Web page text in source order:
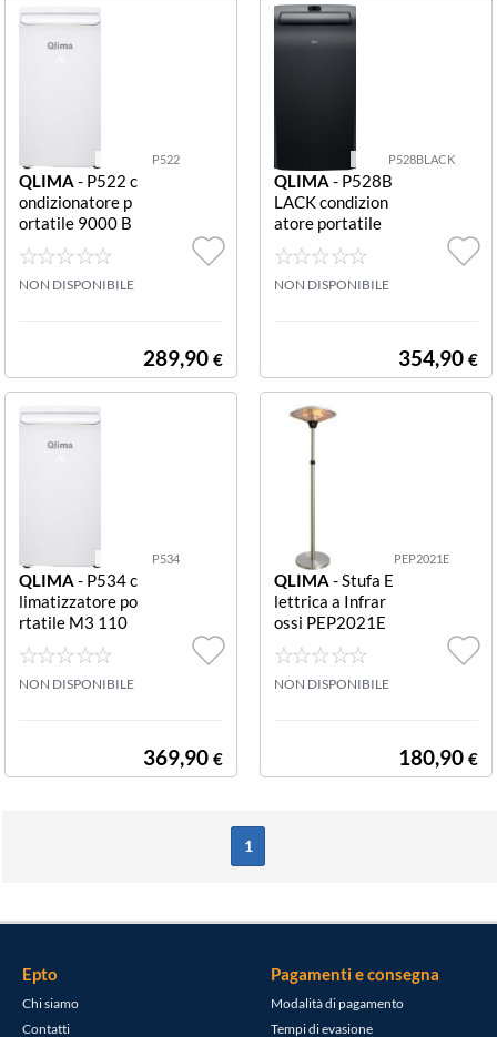
P522
QLIMA - P522 c
ondizionatore p
ortatile 9000 B
TU bianco CLIM
ATIZZATORE P
ORTATILE M3 7
NON DISPONIBILE
289,90 €
P528BLACK
QLIMA - P528B
LACK condizion
atore portatile
9000 BTU WiFi
CLIMATIZZ PO
RTATILE 9K WI
NON DISPONIBILE
354,90 €
P534
QLIMA - P534 c
limatizzatore po
rtatile M3 110
12000 BTU bia
nco CLIMATIZZ
ATORE PORTAT
NON DISPONIBILE
369,90 €
PEP2021E
QLIMA - Stufa E
lettrica a Infrar
ossi PEP2021E
2100W STUFA
ELETTRICA EST
PEP2021E 210
NON DISPONIBILE
180,90 €
1
Epto
Chi siamo
Contatti
Pagamenti e consegna
Modalità di pagamento
Tempi di evasione